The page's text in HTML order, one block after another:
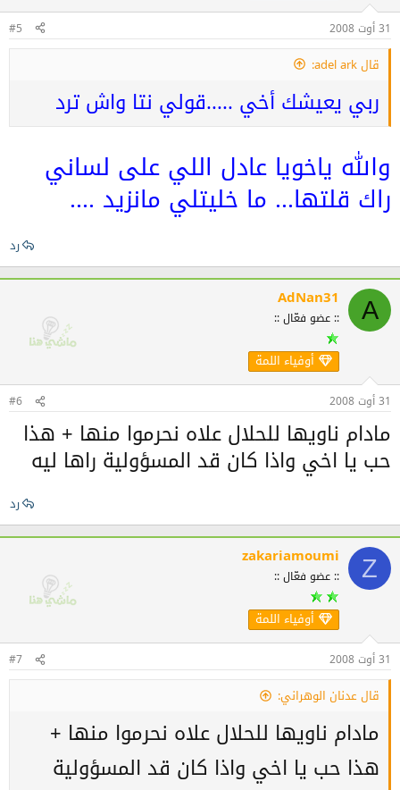
31 أوت 2008 #5
قال adel ark:
ربي يعيشك أخي .....قولي نتا واش ترد
والله ياخويا عادل اللي على لساني
راك قلتها... ما خليتلي مانزيد ....
رد
A
AdNan31
:: عضو فعّال ::
أوفياء اللمة
31 أوت 2008 #6
مادام ناويها للحلال علاه نحرموا منها + هذا
حب يا اخي واذا كان قد المسؤولية راها ليه
رد
Z
zakariamoumi
:: عضو فعّال ::
أوفياء اللمة
31 أوت 2008 #7
قال عدنان الوهراني:
مادام ناويها للحلال علاه نحرموا منها +
هذا حب يا اخي واذا كان قد المسؤولية